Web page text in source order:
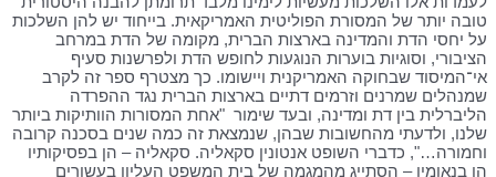
טובה יותר של המסורת הפוליטית האמריקאית. בייחוד יש להן השלכות
על יחסי הדת והמדינה בארצות הברית, מקומה של הדת במרחב
הציבורי, וסוגיות בוערות הנוגעות לחופש הדת ולפרשנות סעיף
אי־המיסוד שבחוקה האמריקנית ויישומו. כך מצטרף ספר זה לקרב
שמנהלים שמרנים וזרמים דתיים בארצות הברית נגד ההפרדה
הליברלית בין דת ומדינה, ובעד שימור "אחת המסורות הוותיקות ביותר
שלנו, ולדעתי מהחשובות שבהן, שנמצאת זה כמה שנים בסכנה קרובה
וחמורה…", כדברי השופט אנטונין סקאליה. סקאליה – הן בפסיקותיו
הן בנאומיו – הסתייג מהמגמה של בית המשפט העליון בעשורים